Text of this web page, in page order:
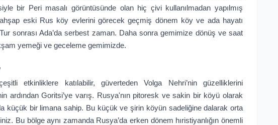
bir Peri masalı görüntüsünde olan hiç çivi kullanılmadan yapılmış
eski Rus köy evlerini görecek geçmiş dönem köy ve ada hayatı
sonrası Ada’da serbest zaman. Daha sonra gemimize dönüş ve saat
yemeği ve geceleme gemimizde.
etkinliklere katılabilir, güverteden Volga Nehri’nin güzelliklerini
ardından Goritsi’ye varış. Rusya'nın pitoresk ve sakin bir köyü olarak
küçük bir limana sahip. Bu küçük ve şirin köyün sadeliğine dalarak orta
Bu bölge aynı zamanda Rusya’da erken dönem hıristiyanlığın önemli